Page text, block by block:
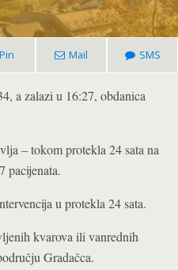
Pin Mail SMS
a zalazi u 16:27, obdanica
– tokom protekla 24 sata na
pacijenata.
u protekla 24 sata.
kvarova ili vanrednih
Gradačca.